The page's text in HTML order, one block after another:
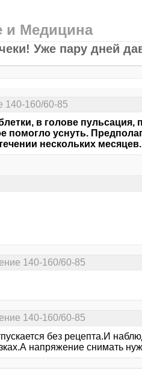
и Медицина
Уже пару дней
140-160/60-85
в голове пульсация,
помогло уснуть.
нескольких месяцев.
140-160/60-85
140-160/60-85
без рецепта.И
напряжение снимать